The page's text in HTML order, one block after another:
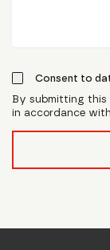
Consent to
By submitting
in accordance